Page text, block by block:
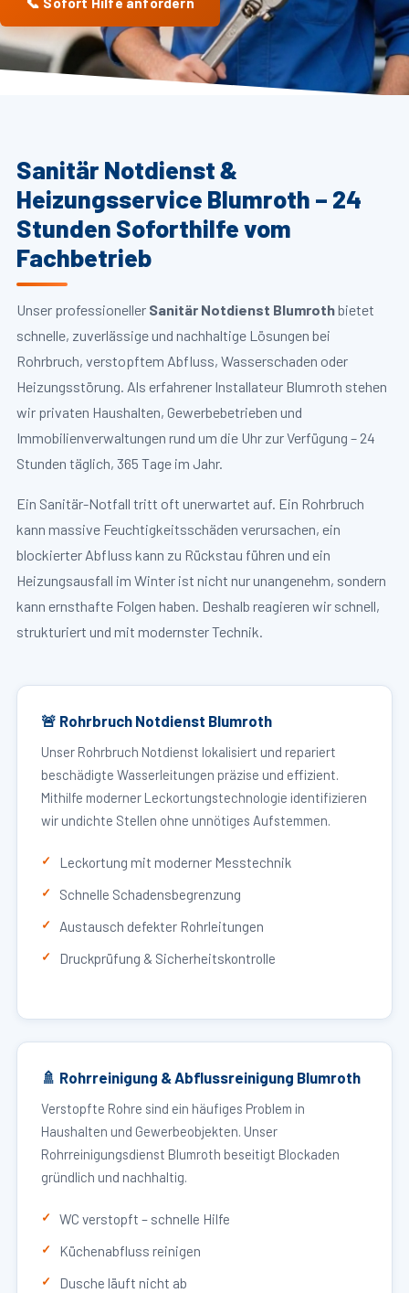
Sanitär Notdienst &
Heizungsservice Blumroth – 24
Stunden Soforthilfe vom
Fachbetrieb
Unser professioneller Sanitär Notdienst Blumrothbietet
schnelle, zuverlässige und nachhaltige Lösungen bei
Rohrbruch, verstopftem Abfluss, Wasserschaden oder
Heizungsstörung. Als erfahrener Installateur Blumroth stehen
wir privaten Haushalten, Gewerbebetrieben und
Immobilienverwaltungen rund um die Uhr zur Verfügung – 24
Stunden täglich, 365 Tage im Jahr.
Ein Sanitär-Notfall tritt oft unerwartet auf. Ein Rohrbruch
kann massive Feuchtigkeitsschäden verursachen, ein
blockierter Abfluss kann zu Rückstau führen und ein
Heizungsausfall im Winter ist nicht nur unangenehm, sondern
kann ernsthafte Folgen haben. Deshalb reagieren wir schnell,
strukturiert und mit modernster Technik.
🚨 Rohrbruch Notdienst Blumroth
Unser Rohrbruch Notdienst lokalisiert und repariert
beschädigte Wasserleitungen präzise und effizient.
Mithilfe moderner Leckortungstechnologie identifizieren
wir undichte Stellen ohne unnötiges Aufstemmen.
Leckortung mit moderner Messtechnik
Schnelle Schadensbegrenzung
Austausch defekter Rohrleitungen
Druckprüfung & Sicherheitskontrolle
🚿 Rohrreinigung & Abflussreinigung Blumroth
Verstopfte Rohre sind ein häufiges Problem in
Haushalten und Gewerbeobjekten. Unser
Rohrreinigungsdienst Blumroth beseitigt Blockaden
gründlich und nachhaltig.
WC verstopft – schnelle Hilfe
Küchenabfluss reinigen
Dusche läuft nicht ab